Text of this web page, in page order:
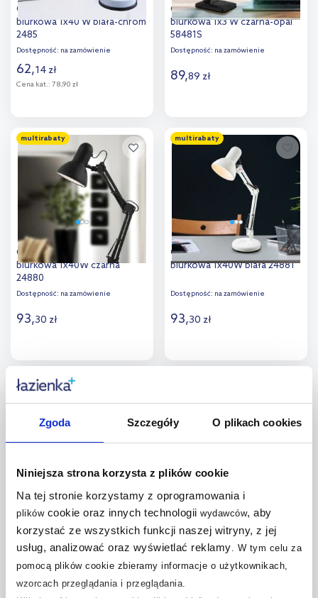
Zgoda Szczegóły O plikach cookies
Niniejsza strona korzysta z plików cookie
Na tej stronie korzystamy z oprogramowania i
plikówcookie oraz innych technologii wydawców, aby
korzystać ze wszystkich funkcji naszej witryny, z jej
usług, analizować oraz wyświetlać reklamy
W tym celu za
pomocą plików cookie zbieramy informacje o użytkownikach,
wzorcach przeglądania i przeglądania.
Globo Lighting Basic lampa
biurkowa 1x40 W biała-chrom
2485
Dostępność: na zamówienie
62,14 zł
Cena kat.: 78,90 zł
Dodaj do
porównania
Globo Lighting Lorna lampa
biurkowa 1x3 W czarna-opal
58481S
Dostępność: na zamówienie
89,89 zł
Dodaj do
porównania
multirabaty
Globo Lighting Famous lampa
biurkowa 1x40W czarna
24880
Dostępność: na zamówienie
93,30 zł
Do koszyka
Dodaj do
porównania
multirabaty
Globo Lighting Famous lampa
biurkowa 1x40W biała 24881
Dostępność: na zamówienie
93,30 zł
Do koszyka
porównania
multirabaty
Globo Lighting Lorna lampa
biurkowa 1x3 W biała-opal
58481W
Dostępność:na zamówienie
93,38 zł
Globo Lighting Brighton
lampa biurkowa 1x4 W czarna-
opal 58439SA
Dostępność: na zamówienie
94
Cena kat.:119,90 zł